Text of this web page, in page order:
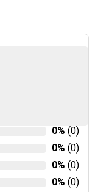
0% (0)
0% (0)
0% (0)
0% (0)